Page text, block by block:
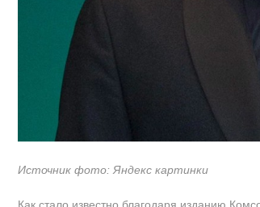
Источник фото: Яндекс картинки
Как стало известно благодаря изданию